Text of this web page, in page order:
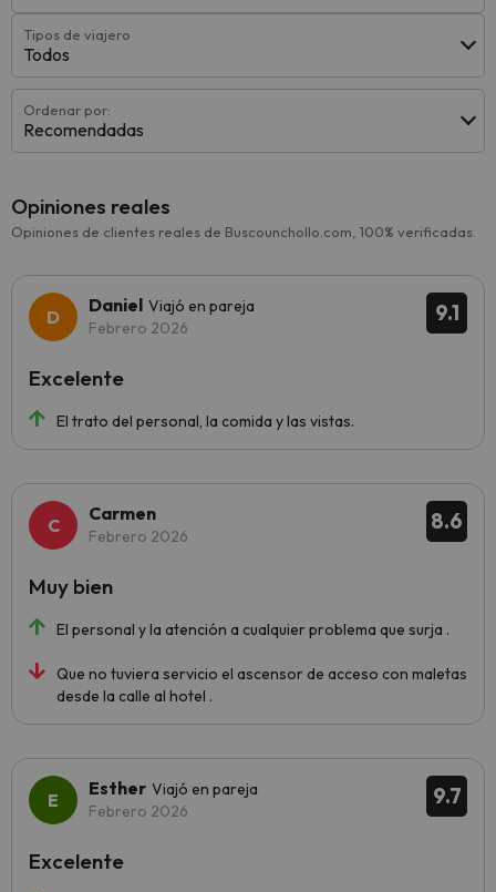
Tipos de viajero
Todos
Ordenar por:
Recomendadas
Opiniones reales
Opiniones de clientes reales de Buscounchollo.com, 100% verificadas.
9.1
Daniel Viajó en pareja
Febrero 2026
El trato del personal, la comida y las vistas.
Excelente
8.6
Carmen
Febrero 2026
El personal y la atención a cualquier problema que surja .
Que no tuviera servicio el ascensor de acceso con maletas
desde la calle al hotel .
Muy bien
9.7
Esther Viajó en pareja
Febrero 2026
Excelente